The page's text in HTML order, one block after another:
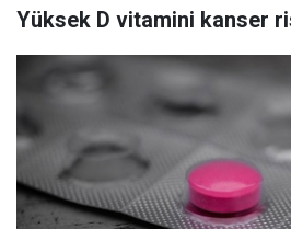
Yüksek D vitamini kanser